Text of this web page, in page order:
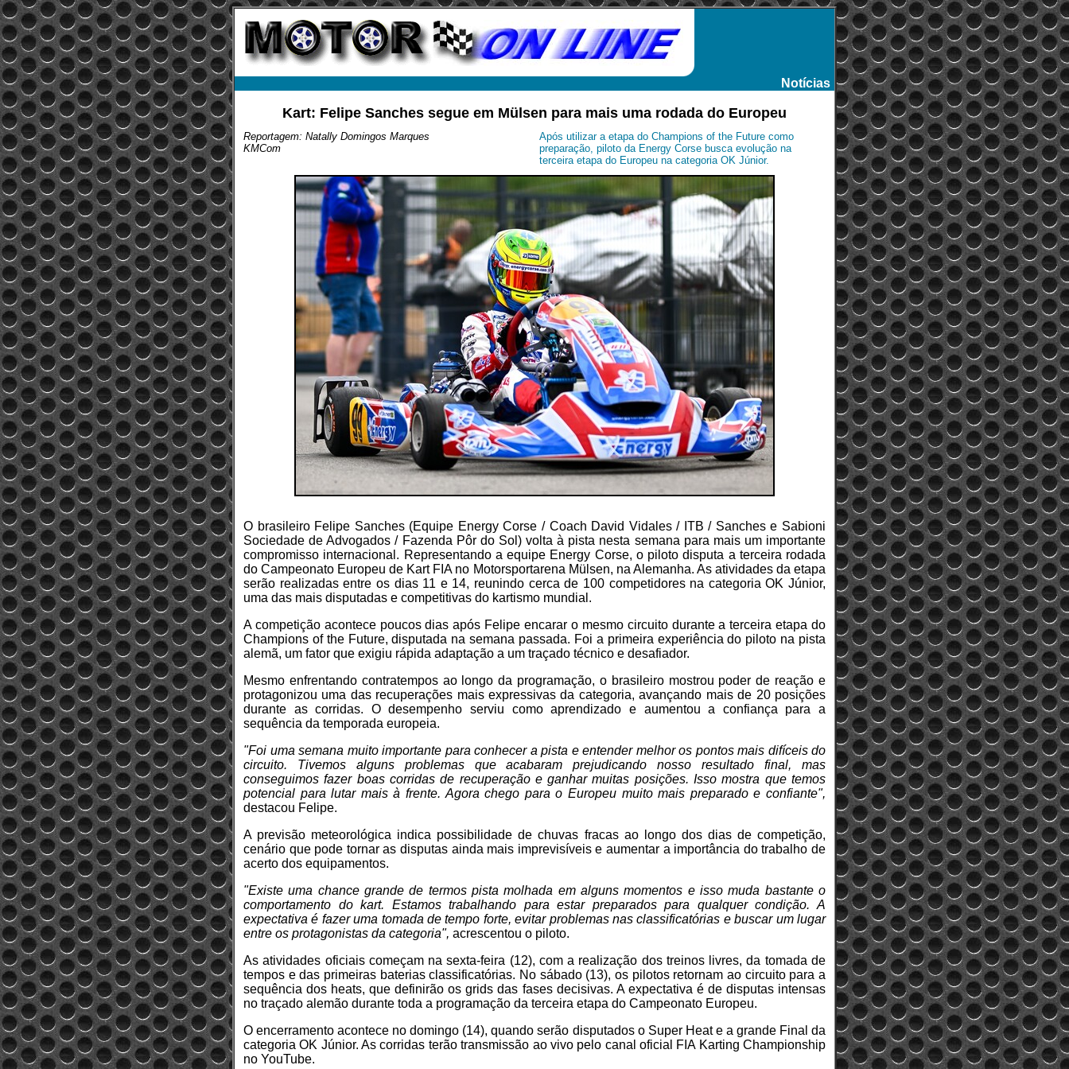
Notícias
Kart: Felipe Sanches segue em Mülsen para mais uma rodada do Europeu
Reportagem: Natally Domingos Marques
KMCom
Após utilizar a etapa do Champions of the Future como
preparação, piloto da Energy Corse busca evolução na
terceira etapa do Europeu na categoria OK Júnior.
O brasileiro Felipe Sanches (Equipe Energy Corse / Coach David Vidales / ITB / Sanches e Sabioni
Sociedade de Advogados / Fazenda Pôr do Sol) volta à pista nesta semana para mais um importante
compromisso internacional. Representando a equipe Energy Corse, o piloto disputa a terceira rodada
do Campeonato Europeu de Kart FIA no Motorsportarena Mülsen, na Alemanha. As atividades da etapa
serão realizadas entre os dias 11 e 14, reunindo cerca de 100 competidores na categoria OK Júnior,
uma das mais disputadas e competitivas do kartismo mundial.
A competição acontece poucos dias após Felipe encarar o mesmo circuito durante a terceira etapa do
Champions of the Future, disputada na semana passada. Foi a primeira experiência do piloto na pista
alemã, um fator que exigiu rápida adaptação a um traçado técnico e desafiador.
Mesmo enfrentando contratempos ao longo da programação, o brasileiro mostrou poder de reação e
protagonizou uma das recuperações mais expressivas da categoria, avançando mais de 20 posições
durante as corridas. O desempenho serviu como aprendizado e aumentou a confiança para a
sequência da temporada europeia.
"Foi uma semana muito importante para conhecer a pista e entender melhor os pontos mais difíceis do
circuito. Tivemos alguns problemas que acabaram prejudicando nosso resultado final, mas
conseguimos fazer boas corridas de recuperação e ganhar muitas posições. Isso mostra que temos
potencial para lutar mais à frente. Agora chego para o Europeu muito mais preparado e confiante",
destacou Felipe.
A previsão meteorológica indica possibilidade de chuvas fracas ao longo dos dias de competição,
cenário que pode tornar as disputas ainda mais imprevisíveis e aumentar a importância do trabalho de
acerto dos equipamentos.
"Existe uma chance grande de termos pista molhada em alguns momentos e isso muda bastante o
comportamento do kart. Estamos trabalhando para estar preparados para qualquer condição. A
expectativa é fazer uma tomada de tempo forte, evitar problemas nas classificatórias e buscar um lugar
entre os protagonistas da categoria", acrescentou o piloto.
As atividades oficiais começam na sexta-feira (12), com a realização dos treinos livres, da tomada de
tempos e das primeiras baterias classificatórias. No sábado (13), os pilotos retornam ao circuito para a
sequência dos heats, que definirão os grids das fases decisivas. A expectativa é de disputas intensas
no traçado alemão durante toda a programação da terceira etapa do Campeonato Europeu.
O encerramento acontece no domingo (14), quando serão disputados o Super Heat e a grande Final da
categoria OK Júnior. As corridas terão transmissão ao vivo pelo canal oficial FIA Karting Championship
no YouTube.